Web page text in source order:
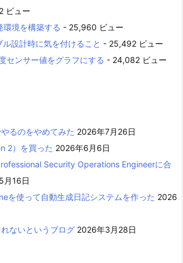
ビュー
環境を構築する - 25,960 ビュー
設計時に気を付けること - 25,492 ビュー
センサー値をグラフにする - 24,082 ビュー
るのをやめてみた 2026年7月26日
2）を買った 2026年6月6日
Security Operations Engineerに合
月16日
を使って自動生成日記システムを作った 2026
ないというブログ 2026年3月28日